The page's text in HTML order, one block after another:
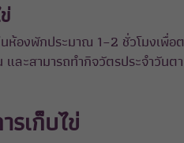
องพักประมาณ 1–2 ชั่วโมงเพื่อ
ละสามารถทำกิจวัตรประจำวัน
รเก็บไข่